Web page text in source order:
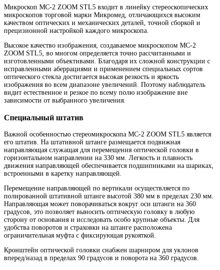
Микроскоп МС-2 ZOOM STL5 входит в линейку стереоскопических
микроскопов торговой марки Микромед, отличающихся высоким
качеством оптических и механических деталей, точной сборкой и
прецизионной настройкой каждого микроскопа.
Высокое качество изображения, создаваемое микроскопом МС-2
ZOOM STL5, во многом определяется точно рассчитанными и
изготовленными объективами. Благодаря их сложной конструкции с
исправленными аберрациями и применением специальных сортов
оптического стекла достигается высокая резкость и яркость
изображения во всем диапазоне увеличений. Поэтому наблюдатель
видит естественное и резкое по всему полю изображение вне
зависимости от выбранного увеличения.
Специальный штатив
Важной особенностью стереомикроскопа МС-2 ZOOM STL5 является
его штатив. На штативной штанге размещается подвижная
направляющая служащая для перемещения оптической головки в
горизонтальном направлении на 330 мм. Легкость и плавность
движения направляющей обеспечивается подшипниками на шариках,
встроенными в каретку направляющей.
Перемещение направляющей по вертикали осуществляется по
полированной штативной штанге высотой 380 мм в пределах 230 мм.
Направляющая может поворачиваться вокруг оси штанги на 360
градусов, это позволяет выносить оптическую головку в любую
сторону от основания и исследовать особо крупные объекты. Для
удобства поворотов и страховки на штанге расположена
ограничительная муфта с фиксирующая рукояткой.
Кронштейн оптической головки снабжен шарниром для уклонов
вперед/назад в пределах 90 градусов и поворота на 360 градусов.